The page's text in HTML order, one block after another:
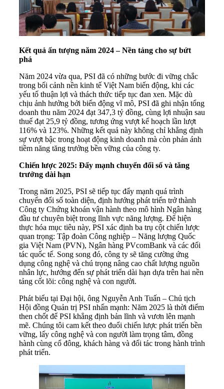
Kết quả ấn tượng năm 2024 – Nền tảng cho sự bứt
phá
Năm 2024 vừa qua, PSI đã có những bước đi vững chắc
trong bối cảnh nền kinh tế Việt Nam biến động, khi các
yếu tố thuận lợi và thách thức tiếp tục đan xen. Mặc dù
chịu ảnh hưởng bởi biến động vĩ mô, PSI đã ghi nhận tổng
doanh thu năm 2024 đạt 347,3 tỷ đồng, cùng lợi nhuận sau
thuế đạt 25,9 tỷ đồng, tương ứng vượt kế hoạch lần lượt
116% và 123%. Những kết quả này không chỉ khẳng định
sự vượt bậc trong hoạt động kinh doanh mà còn phản ánh
tiềm năng tăng trưởng bền vững của công ty.
Chiến lược 2025: Đẩy mạnh chuyển đổi số và tăng
trưởng dài hạn
Trong năm 2025, PSI sẽ tiếp tục đẩy mạnh quá trình
chuyển đổi số toàn diện, định hướng phát triển trở thành
Công ty Chứng khoán vận hành theo mô hình Ngân hàng
đầu tư chuyên biệt trong lĩnh vực năng lượng. Để hiện
thực hóa mục tiêu này, PSI xác định ba trụ cột chiến lược
quan trọng: Tập đoàn Công nghiệp – Năng lượng Quốc
gia Việt Nam (PVN), Ngân hàng PVcomBank và các đối
tác quốc tế. Song song đó, công ty sẽ tăng cường ứng
dụng công nghệ và chú trọng nâng cao chất lượng nguồn
nhân lực, hướng đến sự phát triển dài hạn dựa trên hai nền
tảng cốt lõi: công nghệ và con người.
Phát biểu tại Đại hội, ông Nguyễn Anh Tuấn – Chủ tịch
Hội đồng Quản trị PSI nhấn mạnh: Năm 2025 là thời điểm
then chốt để PSI khẳng định bản lĩnh và vươn lên mạnh
mẽ. Chúng tôi cam kết theo đuổi chiến lược phát triển bền
vững, lấy công nghệ và con người làm trọng tâm, đồng
hành cùng cổ đông, khách hàng và đối tác trong hành trình
phát triển.